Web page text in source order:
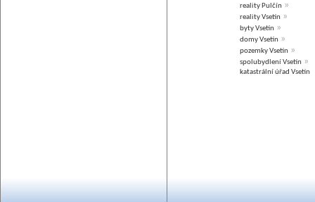
reality Pulčín »
reality Vsetín »
byty Vsetín »
domy Vsetín »
pozemky Vsetín »
spolubydlení Vsetín »
katastrální úřad Vsetín